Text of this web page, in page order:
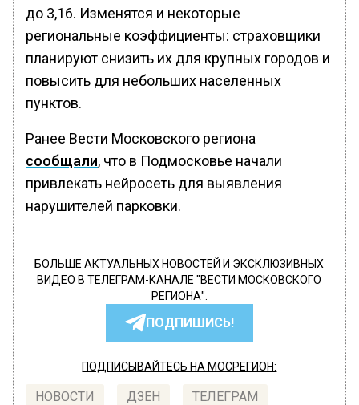
до 3,16. Изменятся и некоторые
региональные коэффициенты: страховщики
планируют снизить их для крупных городов и
повысить для небольших населенных
пунктов.
Ранее Вести Московского региона
сообщали, что в Подмосковье начали
привлекать нейросеть для выявления
нарушителей парковки.
БОЛЬШЕ АКТУАЛЬНЫХ НОВОСТЕЙ И ЭКСКЛЮЗИВНЫХ
ВИДЕО В ТЕЛЕГРАМ-КАНАЛЕ "ВЕСТИ МОСКОВСКОГО
РЕГИОНА".
ПОДПИШИСЬ!
ПОДПИСЫВАЙТЕСЬ НА МОСРЕГИОН:
НОВОСТИ ДЗЕН ТЕЛЕГРАМ